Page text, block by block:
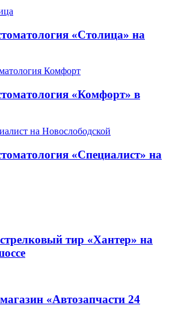
«Столица» на
«Комфорт» в
«Специалист» на
тир «Хантер» на
«Автозапчасти 24